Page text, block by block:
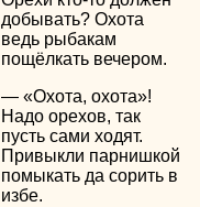
добывать? Охота
ведь рыбакам
пощёлкать вечером.
— «Охота, охота»!
Надо орехов, так
пусть сами ходят.
Привыкли парнишкой
помыкать да сорить в
избе.